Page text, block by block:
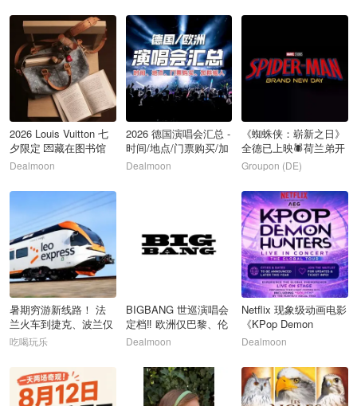
13
2026 Louis Vuitton 七
夕限定 💌藏在图书馆
的浪漫
Dealmoon
14
2026 德国演唱会汇总 -
时间/地点/门票购买/加
群摇人
Dealmoon
《蜘蛛侠：崭新之日》
全德已上映🕷️荷兰弟开
启全新篇章
Groupon (DE)
暑期穷游新线路！ 法
兰火车到捷克、波兰仅
需€10
吃喝玩乐
BIGBANG 世巡演唱会
定档‼️ 欧洲仅巴黎、伦
敦！相约9月！
Dealmoon
18
Netflix 现象级动画电影
《KPop Demon
Hunters》全球巡演官
Dealmoon
19 21